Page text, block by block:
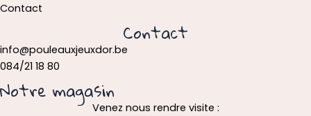
Contact
Contact
info@pouleauxjeuxdor.be
084/21 18 80
Notre magasin
Venez nous rendre visite :